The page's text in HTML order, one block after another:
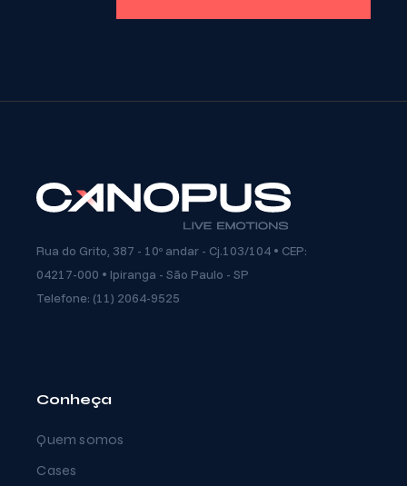
Rua do Grito, 387 - 10º andar - Cj.103/104 • CEP:
04217-000 • Ipiranga - São Paulo - SP
Telefone: (11) 2064-9525
Conheça
Quem somos
Cases